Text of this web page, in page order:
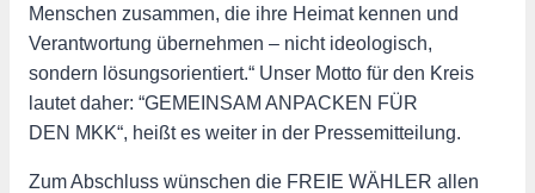
Menschen zusammen, die ihre Heimat kennen und
Verantwortung übernehmen – nicht ideologisch,
sondern lösungsorientiert.“ Unser Motto für den Kreis
lautet daher: “GEMEINSAM ANPACKEN FÜR
DEN MKK“, heißt es weiter in der Pressemitteilung.
Zum Abschluss wünschen die FREIE WÄHLER allen